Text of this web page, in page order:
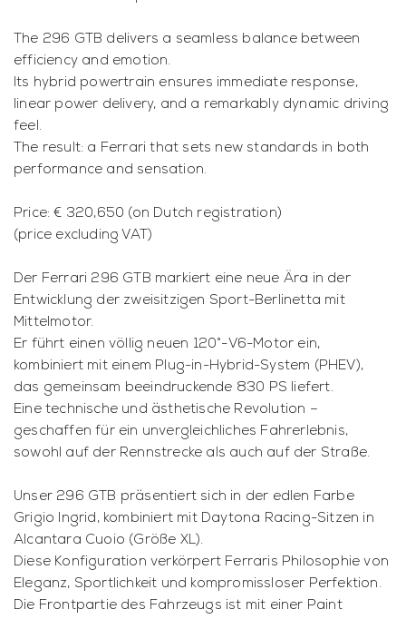
The 296 GTB delivers a seamless balance between
efficiency and emotion.
Its hybrid powertrain ensures immediate response,
linear power delivery, and a remarkably dynamic driving
feel.
The result: a Ferrari that sets new standards in both
performance and sensation.
Price: € 320,650 (on Dutch registration)
(price excluding VAT)
Der Ferrari 296 GTB markiert eine neue Ära in der
Entwicklung der zweisitzigen Sport-Berlinetta mit
Mittelmotor.
Er führt einen völlig neuen 120°-V6-Motor ein,
kombiniert mit einem Plug-in-Hybrid-System (PHEV),
das gemeinsam beeindruckende 830 PS liefert.
Eine technische und ästhetische Revolution –
geschaffen für ein unvergleichliches Fahrerlebnis,
sowohl auf der Rennstrecke als auch auf der Straße.
Unser 296 GTB präsentiert sich in der edlen Farbe
Grigio Ingrid, kombiniert mit Daytona Racing-Sitzen in
Alcantara Cuoio (Größe XL).
Diese Konfiguration verkörpert Ferraris Philosophie von
Eleganz, Sportlichkeit und kompromissloser Perfektion.
Die Frontpartie des Fahrzeugs ist mit einer Paint